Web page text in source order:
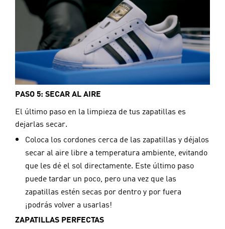
PASO 5: SECAR AL AIRE
El último paso en la limpieza de tus zapatillas es
dejarlas secar.
Coloca los cordones cerca de las zapatillas y déjalos
secar al aire libre a temperatura ambiente, evitando
que les dé el sol directamente. Este último paso
puede tardar un poco, pero una vez que las
zapatillas estén secas por dentro y por fuera
¡podrás volver a usarlas!
ZAPATILLAS PERFECTAS